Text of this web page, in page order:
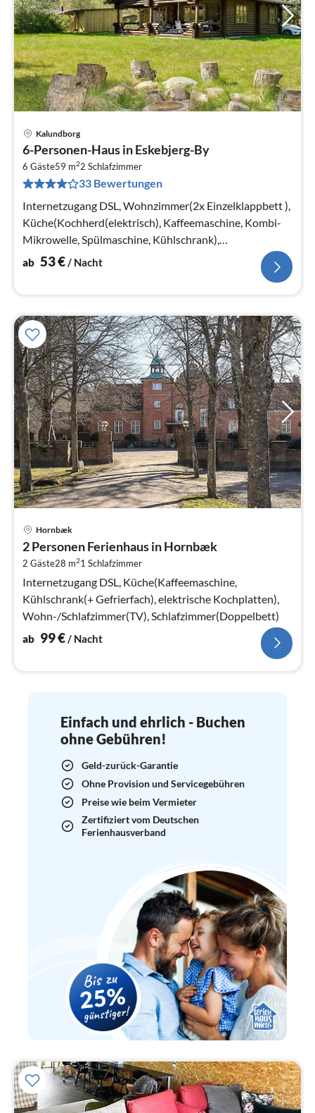
Kalundborg
6-Personen-Haus in Eskebjerg-By
6 Gäste59 m22 Schlafzimmer
33 Bewertungen
Internetzugang DSL, Wohnzimmer(2x Einzelklappbett ),
Küche(Kochherd(elektrisch), Kaffeemaschine, Kombi-
Mikrowelle, Spülmaschine, Kühlschrank),
Wohn-/Schlafzimmer(TV, Chromecast)
ab 53€/ Nacht
Hornbæk
2 Personen Ferienhaus in Hornbæk
2 Gäste28 m21 Schlafzimmer
Internetzugang DSL, Küche(Kaffeemaschine,
Kühlschrank(+ Gefrierfach), elektrische Kochplatten),
Wohn-/Schlafzimmer(TV), Schlafzimmer(Doppelbett)
ab 99€/ Nacht
Einfach und ehrlich - Buchen
ohne Gebühren!
Geld-zurück-Garantie
Ohne Provision und Servicegebühren
Preise wie beim Vermieter
Zertifiziert vom Deutschen
Ferienhausverband